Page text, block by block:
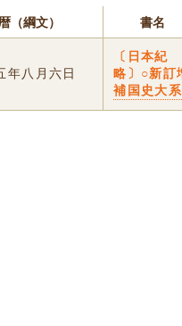
（綱文） 書名
年八月六日
〔日本紀
略〕○新訂
補国史大系